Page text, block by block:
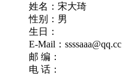
姓名：宋大琦
性别：男
生日：
E-Mail：ssssaaa@qq.cc
邮 编：
电 话：